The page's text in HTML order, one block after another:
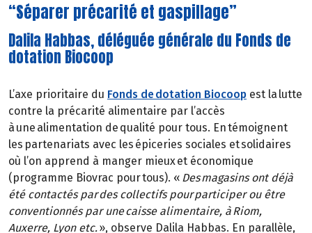
“Séparer précarité et gaspillage”
Dalila Habbas, déléguée générale du Fonds de
dotation Biocoop
L’axe prioritaire du Fonds de dotation Biocoop est la lutte
contre la précarité alimentaire par l’accès
à une alimentation de qualité pour tous. En témoignent
les partenariats avec les épiceries sociales et solidaires
où l’on apprend à manger mieux et économique
(programme Biovrac pour tous). « Des magasins ont déjà
été contactés par des collectifs pour participer ou être
conventionnés par une caisse alimentaire, à Riom,
Auxerre, Lyon etc.», observe Dalila Habbas. En parallèle,